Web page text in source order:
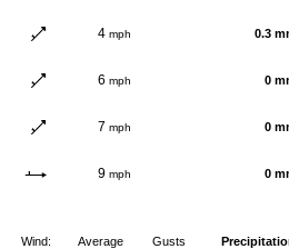
4 mph 0.3
6 mph 0
7 mph 0
9 mph 0
Wind: Average Gusts